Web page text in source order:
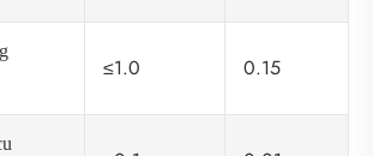
≤1.0 0.15